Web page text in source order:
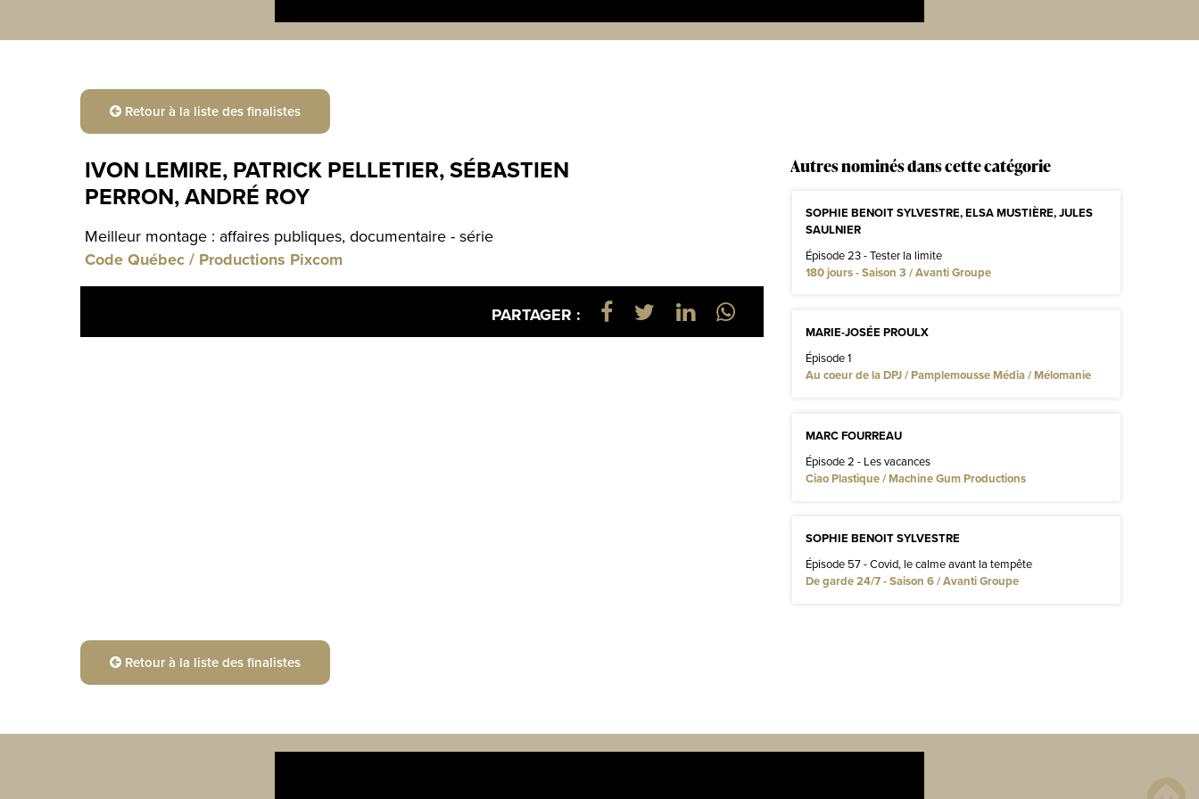
Retour à la liste des finalistes
IVON LEMIRE, PATRICK PELLETIER, SÉBASTIEN
PERRON, ANDRÉ ROY
Meilleur montage : affaires publiques, documentaire - série
Code Québec / Productions Pixcom
PARTAGER :
Autres nominés dans cette catégorie
SOPHIE BENOIT SYLVESTRE, ELSA MUSTIÈRE, JULES
SAULNIER
Épisode 23 - Tester la limite
180 jours - Saison 3 / Avanti Groupe
MARIE-JOSÉE PROULX
Épisode 1
Au coeur de la DPJ / Pamplemousse Média / Mélomanie
MARC FOURREAU
Épisode 2 - Les vacances
Ciao Plastique / Machine Gum Productions
SOPHIE BENOIT SYLVESTRE
Épisode 57 - Covid, le calme avant la tempête
De garde 24/7 - Saison 6 / Avanti Groupe
Retour à la liste des finalistes